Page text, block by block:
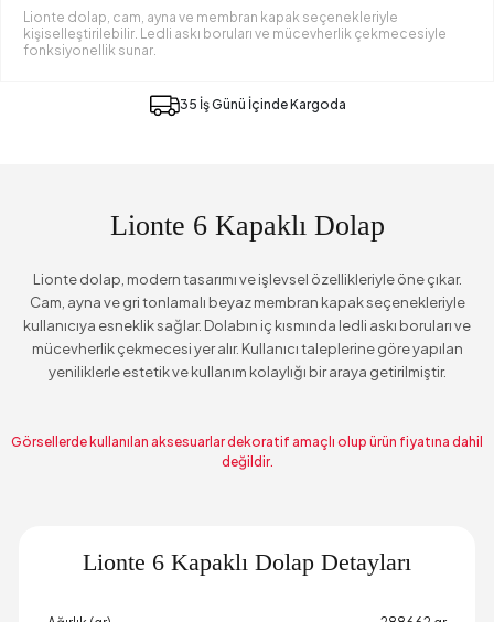
Lionte dolap, cam, ayna ve membran kapak seçenekleriyle
kişiselleştirilebilir. Ledli askı boruları ve mücevherlik çekmecesiyle
fonksiyonellik sunar.
35 İş Günü İçinde Kargoda
Lionte 6 Kapaklı Dolap
Lionte dolap, modern tasarımı ve işlevsel özellikleriyle öne çıkar.
Cam, ayna ve gri tonlamalı beyaz membran kapak seçenekleriyle
kullanıcıya esneklik sağlar. Dolabın iç kısmında ledli askı boruları ve
mücevherlik çekmecesi yer alır. Kullanıcı taleplerine göre yapılan
yeniliklerle estetik ve kullanım kolaylığı bir araya getirilmiştir.
Görsellerde kullanılan aksesuarlar dekoratif amaçlı olup ürün fiyatına dahil
değildir.
Lionte 6 Kapaklı Dolap Detayları